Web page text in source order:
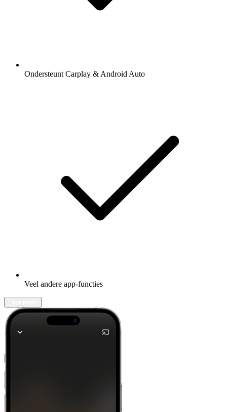
Ondersteunt Carplay & Android Auto
Veel andere app-functies